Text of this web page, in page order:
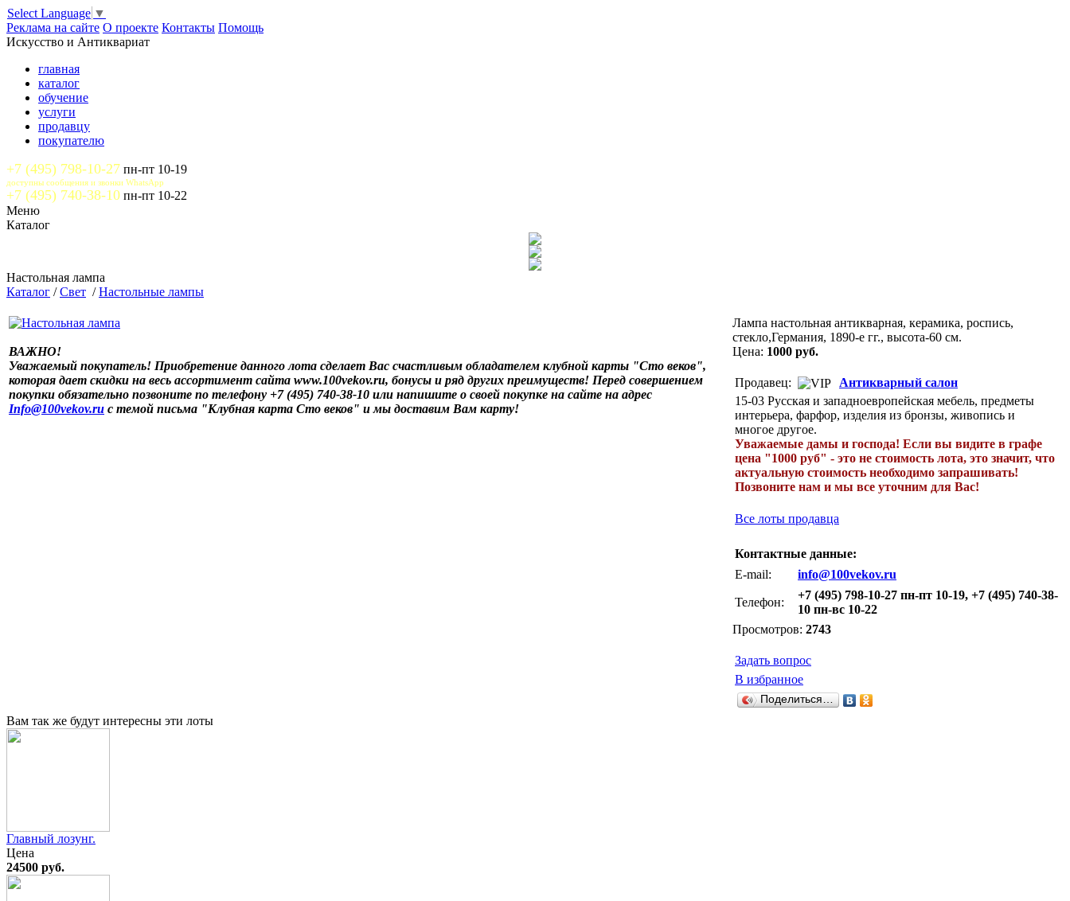
Select Language ▼
Реклама на сайте О проекте Контакты Помощь
Искусство и Антиквариат
главная
каталог
обучение
услуги
продавцу
покупателю
+7 (495) 798-10-27 пн-пт 10-19
доступны сообщения и звонки WhatsApp
+7 (495) 740-38-10 пн-пт 10-22
Меню
Каталог
Настольная лампа
Каталог /Свет /Настольные лампы
ВАЖНО!
Уважаемый покупатель! Приобретение данного лота сделает Вас счастливым обладателем клубной карты "Сто веков",
которая дает скидки на весь ассортимент сайта www.100vekov.ru, бонусы и ряд других преимуществ! Перед совершением
покупки обязательно позвоните по телефону +7 (495) 740-38-10 или напишите о своей покупке на сайте на адрес
Info@100vekov.ru с темой письма "Клубная карта Сто веков" и мы доставим Вам карту!
Лампа настольная антикварная, керамика, роспись,
стекло,Германия, 1890-е гг., высота-60 см.
Цена: 1000 руб.
Продавец:
Антикварный салон
15-03 Русская и западноевропейская мебель, предметы
интерьера, фарфор, изделия из бронзы, живопись и
многое другое.
Уважаемые дамы и господа! Если вы видите в графе
цена "1000 руб" - это не стоимость лота, это значит, что
актуальную стоимость необходимо запрашивать!
Позвоните нам и мы все уточним для Вас!
Все лоты продавца
Контактные данные:
E-mail:
info@100vekov.ru
Телефон:
+7 (495) 798-10-27 пн-пт 10-19, +7 (495) 740-38-
10 пн-вс 10-22
Просмотров: 2743
Задать вопрос
В избранное
Поделиться…
Вам так же будут интересны эти лоты
Главный лозунг.
Цена
24500 руб.